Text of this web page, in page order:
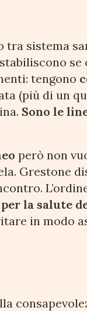
tra sistema
se
tengono
(più di un
Sono le
però non
Grestone
la salute
in modo